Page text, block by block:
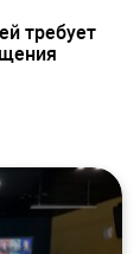
требует